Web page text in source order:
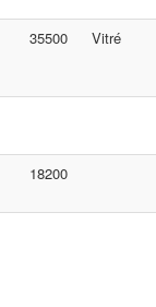
35500 Vitré
18200